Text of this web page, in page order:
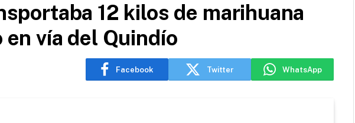
12 kilos de marihuana
vía del Quindío
Facebook Twitter WhatsApp